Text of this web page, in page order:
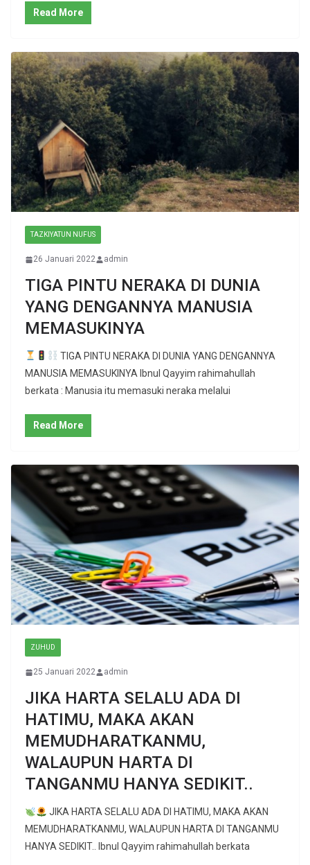
Read More
TAZKIYATUN NUFUS
26 Januari 2022 admin
TIGA PINTU NERAKA DI DUNIA
YANG DENGANNYA MANUSIA
MEMASUKINYA
TIGA PINTU NERAKA DI DUNIA YANG DENGANNYA
MANUSIA MEMASUKINYA Ibnul Qayyim rahimahullah
berkata : Manusia itu memasuki neraka melalui
Read More
ZUHUD
25 Januari 2022 admin
JIKA HARTA SELALU ADA DI
HATIMU, MAKA AKAN
MEMUDHARATKANMU,
WALAUPUN HARTA DI
TANGANMU HANYA SEDIKIT..
JIKA HARTA SELALU ADA DI HATIMU, MAKA AKAN
MEMUDHARATKANMU, WALAUPUN HARTA DI TANGANMU
HANYA SEDIKIT.. Ibnul Qayyim rahimahullah berkata